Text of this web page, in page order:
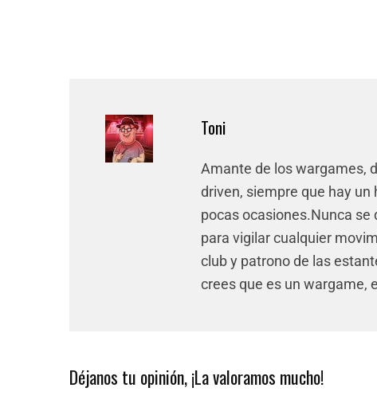
Toni
Amante de los wargames,
driven, siempre que hay
pocas ocasiones.Nunca se
para vigilar cualquier
club y patrono de las
crees que es un wargame,
Déjanos tu opinión, ¡La valoramos mucho!